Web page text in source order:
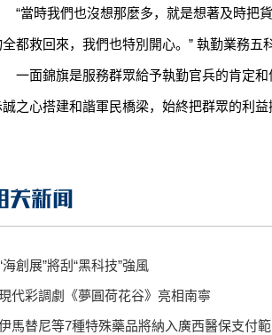
當時我們也沒想那麼多，就是想著及時把
都救回來，我們也特別開心。” 執勤業務五
面錦旗是服務群眾給予執勤官兵的肯定和
誠之心搭建和諧軍民橋梁，始終把群眾的利
海創展”將刮“黑科技”強風
代彩調劇《夢圓荷花谷》亮相南寧
馬替尼等7種特殊藥品將納入廣西醫保支付範